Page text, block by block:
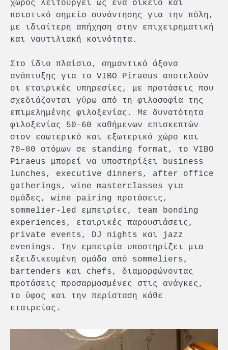
χώρος λειτουργεί ως ένα οικείο και
ποιοτικό σημείο συνάντησης για την πόλη,
με ιδιαίτερη απήχηση στην επιχειρηματική
και ναυτιλιακή κοινότητα.
Στο ίδιο πλαίσιο, σημαντικό άξονα
ανάπτυξης για το VIBO Piraeus αποτελούν
οι εταιρικές υπηρεσίες, με προτάσεις που
σχεδιάζονται γύρω από τη φιλοσοφία της
επιμελημένης φιλοξενίας. Με δυνατότητα
φιλοξενίας 50–60 καθήμενων επισκεπτών
στον εσωτερικό και εξωτερικό χώρο και
70–80 ατόμων σε standing format, το VIBO
Piraeus μπορεί να υποστηρίξει business
lunches, executive dinners, after office
gatherings, wine masterclasses για
ομάδες, wine pairing προτάσεις,
sommelier-led εμπειρίες, team bonding
experiences, εταιρικές παρουσιάσεις,
private events, DJ nights και jazz
evenings. Την εμπειρία υποστηρίζει μια
εξειδικευμένη ομάδα από sommeliers,
bartenders και chefs, διαμορφώνοντας
προτάσεις προσαρμοσμένες στις ανάγκες,
το ύφος και την περίσταση κάθε
εταιρείας.